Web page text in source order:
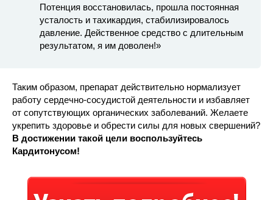
Потенция восстановилась, прошла постоянная
усталость и тахикардия, стабилизировалось
давление. Действенное средство с длительным
результатом, я им доволен!»
Таким образом, препарат действительно нормализует
работу сердечно-сосудистой деятельности и избавляет
от сопутствующих органических заболеваний. Желаете
укрепить здоровье и обрести силы для новых свершений?
В достижении такой цели воспользуйтесь
Кардитонусом!